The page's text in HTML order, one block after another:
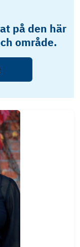
på den här
område.